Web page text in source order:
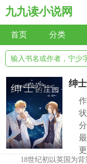
九九读小说网
首页 分类
绅
18世纪初以英国为